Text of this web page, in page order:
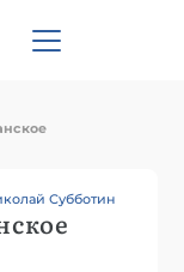
Субботин